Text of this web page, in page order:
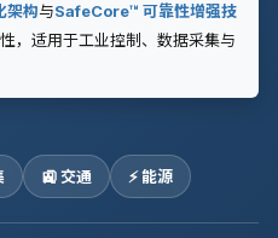
架构与SafeCore™ 可靠性增强技
，适用于工业控制、数据采集与
🚉 交通 ⚡ 能源